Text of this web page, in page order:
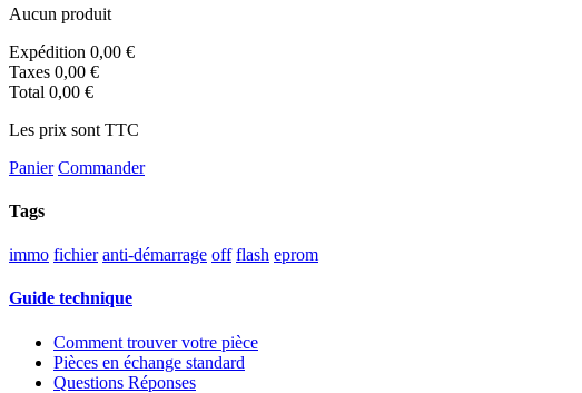
Aucun produit
Expédition 0,00 €
Taxes 0,00 €
Total 0,00 €
Les prix sont TTC
Panier Commander
Tags
immo fichier anti-démarrage off flash eprom
Guide technique
Comment trouver votre pièce
Pièces en échange standard
Questions Réponses